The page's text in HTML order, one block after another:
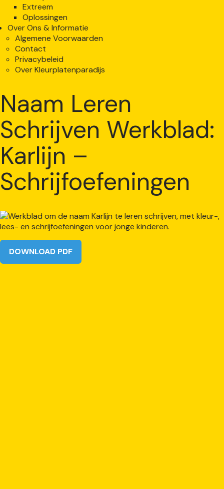
Extreem
Oplossingen
Over Ons & Informatie
Algemene Voorwaarden
Contact
Privacybeleid
Over Kleurplatenparadijs
Naam Leren
Schrijven Werkblad:
Karlijn –
Schrijfoefeningen
DOWNLOAD PDF